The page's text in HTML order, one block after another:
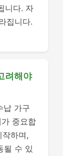
니다. 자
집니다.
려해야
납 가구
중요합
하며,
될 수 있